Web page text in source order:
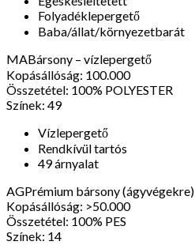
Folyadéklepergető
Baba/állat/környezetbarát
MABársony – vízlepergető
Kopásállóság: 100.000
Összetétel: 100% POLYESTER
Színek: 49
Vízlepergető
Rendkívül tartós
49 árnyalat
AGPrémium bársony (ágyvégekre)
Kopásállóság: >50.000
Összetétel: 100% PES
Színek: 14